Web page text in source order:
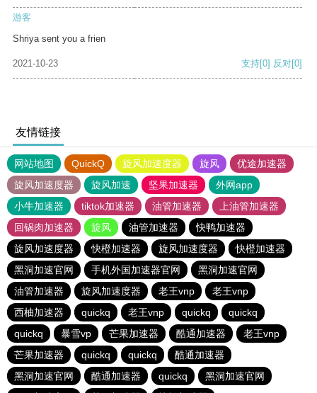
游客
Shriya sent you a frien
2021-10-23 支持[0] 反对[0]
友情链接
网站地图 QuickQ 旋风加速度器 旋风
优途加速器
旋风加速度器
旋风加速 坚果加速器
外网app
小牛加速器
tiktok加速器 油管加速器
上油管加速器
回锅肉加速器
旋风 油管加速器
快鸭加速器
旋风加速度器
快橙加速器 旋风加速度器
快橙加速器
黑洞加速官网
手机外国加速器官网
黑洞加速官网
油管加速器
旋风加速度器 老王vnp
老王vnp
西柚加速器
quickq 老王vnp quickq
quickq
quickq
暴雪vp 芒果加速器 酷通加速器
老王vnp
芒果加速器
quickq quickq
酷通加速器
黑洞加速官网
酷通加速器 quickq
黑洞加速官网